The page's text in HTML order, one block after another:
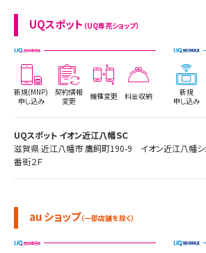
UQスポット （UQ専売ショップ）
新規(MNP)
申し込み
契約情報
変更
機種変更 料金収納
新規
申し込み
UQスポット イオン近江八幡ＳＣ
滋賀県 近江八幡市 鷹飼町190-9 イオン近江八幡ショ
番街２Ｆ
au ショップ（一部店舗を除く）